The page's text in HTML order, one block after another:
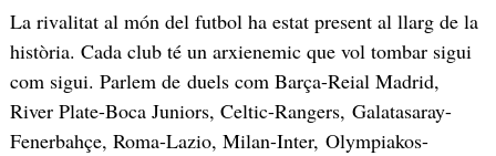
La rivalitat al món del futbol ha estat present al llarg de la
història. Cada club té un arxienemic que vol tombar sigui
com sigui. Parlem de duels com Barça-Reial Madrid,
River Plate-Boca Juniors, Celtic-Rangers, Galatasaray-
Fenerbahçe, Roma-Lazio, Milan-Inter, Olympiakos-